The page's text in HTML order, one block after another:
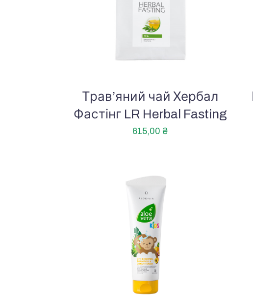
Трав’яний чай Хербал
Фастінг LR Herbal Fasting
615,00 ₴